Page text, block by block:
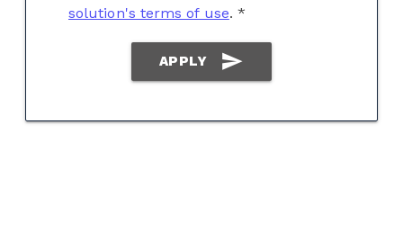
solution's terms of use. *
send
APPLY